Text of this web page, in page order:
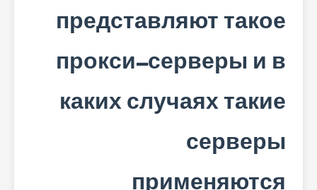
представляют такое
прокси-серверы и в
каких случаях такие
серверы